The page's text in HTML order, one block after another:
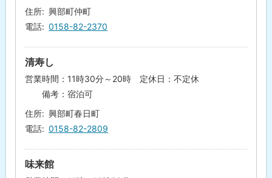
せ
先
窓
住所
興部町仲町
電話
0158-82-2370
清寿し
営業時間：11時30分～20時 定休日：不定休
備考：宿泊可
住所
興部町春日町
電話
0158-82-2809
味来館